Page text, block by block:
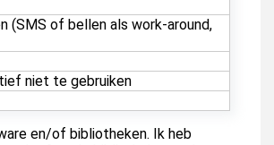
(SMS of bellen als work-around,
niet te gebruiken
en/of bibliotheken. Ik heb